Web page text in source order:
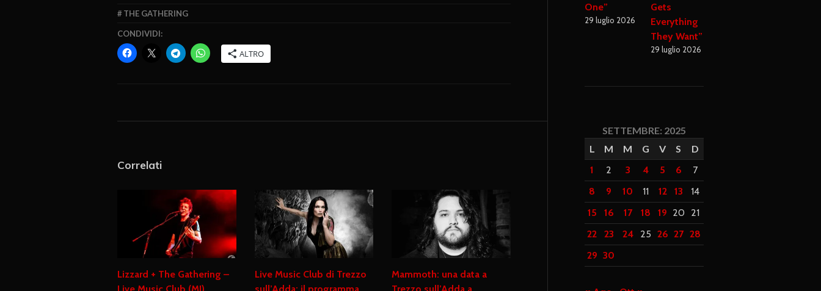
THE GATHERING
CONDIVIDI:
ALTRO
Correlati
Lizzard + The Gathering –
Live Music Club (MI),
Live Music Club di Trezzo
sull’Adda: il programma
Mammoth: una data a
Trezzo sull’Adda a
One”
29 luglio 2026
Gets
Everything
They Want”
29 luglio 2026
SETTEMBRE: 2025
L
M M G V S
D
1
2 3 4 5 6
7
8
9 10 11 12 13
14
15
16 17 18 19 20
21
22
23 24 25 26 27 28
29 30